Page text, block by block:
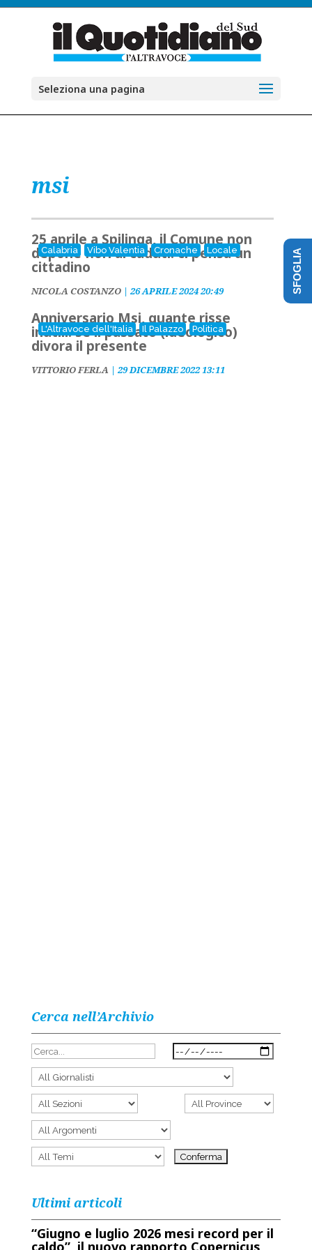
Seleziona una pagina
msi
Calabria Vibo Valentia Cronache Locale
25 aprile a Spilinga, il Comune non
depone fiori ai caduti: ci pensa un
cittadino
NICOLA COSTANZO| 26 APRILE 2024 20:49
L'Altravoce dell'Italia Il Palazzo Politica
Anniversario Msi, quante risse
inutili: se il passato (ideologico)
divora il presente
VITTORIO FERLA| 29 DICEMBRE 2022 13:11
Cerca nell’Archivio
Ultimi articoli
“Giugno e luglio 2026 mesi record per il
caldo”, il nuovo rapporto Copernicus
SFOGLIA